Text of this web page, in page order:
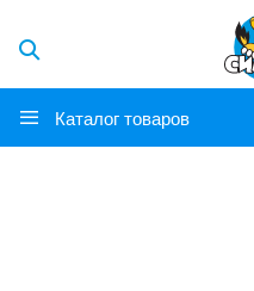
Каталог товаров